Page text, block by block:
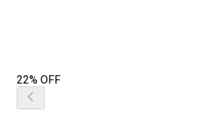
22% OFF